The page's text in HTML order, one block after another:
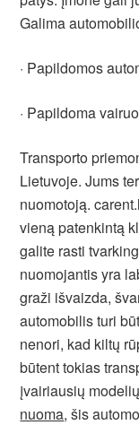
Galima
· Papildomos
· Papildoma
Transporto
Lietuvoje. Jums
nuomotoją.
vieną patenkintą
galite rasti
nuomojantis yra
graži išvaizda,
automobilis turi
nenori, kad kiltų
būtent tokias
įvairiausių
nuoma, šis